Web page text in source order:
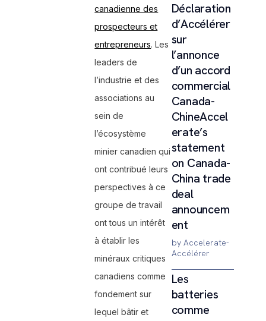
Déclaration
d’Accélérer
sur
l’annonce
d’un accord
commercial
Canada-
ChineAccel
erate’s
statement
on Canada-
China trade
deal
announcem
ent
by Accelerate-
Accélérer
Les
batteries
comme
canadienne des
prospecteurs et
entrepreneurs. Les
leaders de
l’industrie et des
associations au
sein de
l’écosystème
minier canadien qui
ont contribué leurs
perspectives à ce
groupe de travail
ont tous un intérêt
à établir les
minéraux critiques
canadiens comme
fondement sur
lequel bâtir et